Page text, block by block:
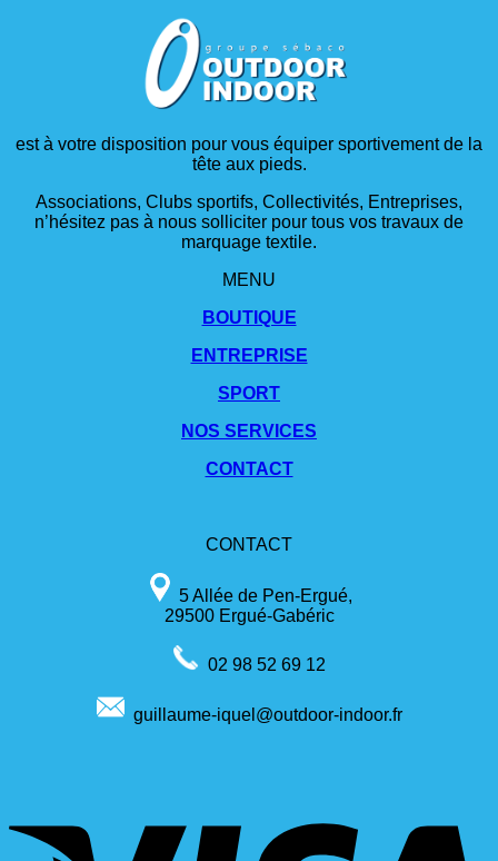
est à votre disposition pour vous équiper sportivement de la
tête aux pieds.
Associations, Clubs sportifs, Collectivités, Entreprises,
n’hésitez pas à nous solliciter pour tous vos travaux de
marquage textile.
MENU
BOUTIQUE
ENTREPRISE
SPORT
NOS SERVICES
CONTACT
CONTACT
5 Allée de Pen-Ergué,
29500 Ergué-Gabéric
02 98 52 69 12
guillaume-iquel@outdoor-indoor.fr